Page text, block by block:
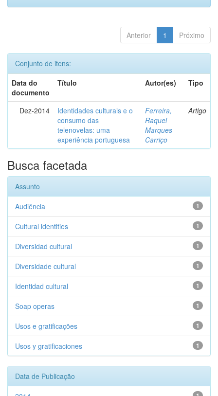
Anterior 1 Próximo
Conjunto de itens:
Data do
documento
Título Autor(es) Tipo
Dez-2014
Identidades culturais e o
consumo das
telenovelas: uma
experiência portuguesa
Ferreira,
Raquel
Marques
Carriço
Artigo
Busca facetada
Assunto
1
Audiência
1
Cultural identities
1
Diversidad cultural
1
Diversidade cultural
1
Identidad cultural
1
Soap operas
1
Usos e gratificações
1
Usos y gratificaciones
Data de Publicação